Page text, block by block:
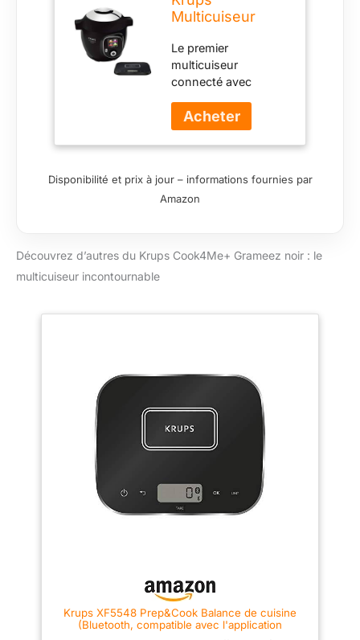
Multicuiseur
Grameez Noir
Le premier
multicuiseur
connecté avec
intelligente externe ;
150 recettes
préprogrammées et
préinstallés
Multicuiseur 6
à la vapeur, rôtir,
: mettez à jour votre
cuisson via votre
smartphone ou
tablette ; instructions
étape par étape
Démarrage différé
possible (jusqu'à 15
heures) - Fonction
- Panier de cuisson
antiadhésif amovible
et lavable au lave-
Disponibilité et prix à jour – informations fournies par
Amazon
Découvrez d’autres du Krups Cook4Me+ Grameez noir : le
multicuiseur incontournable
Krups XF5548 Prep&Cook Balance de cuisine
(Bluetooth, compatible avec l'application